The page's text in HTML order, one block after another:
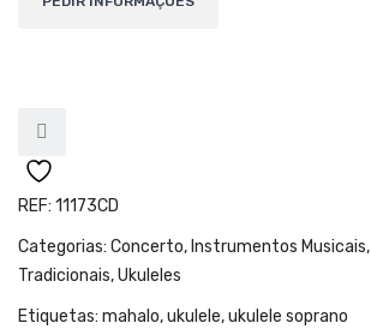
Acessórios
BATERIA & PERCURSÃO
Baterias Acústicas
REF: 11173CD
Categorias: Concerto, Instrumentos Musicais,
Tradicionais,Ukuleles
Etiquetas: mahalo,ukulele,ukulele soprano